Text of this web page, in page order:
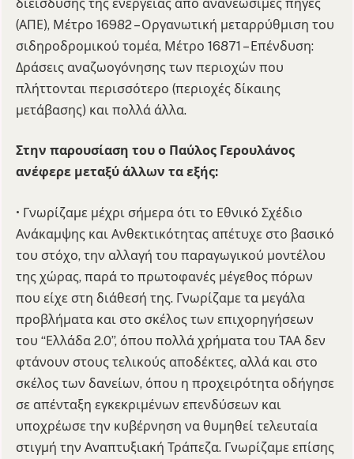
διείσδυσης της ενέργειας από ανανεώσιμες πηγές
(ΑΠΕ), Μέτρο 16982 – Οργανωτική μεταρρύθμιση του
σιδηροδρομικού τομέα, Μέτρο 16871 – Επένδυση:
Δράσεις αναζωογόνησης των περιοχών που
πλήττονται περισσότερο (περιοχές δίκαιης
μετάβασης) και πολλά άλλα.
Στην παρουσίαση του ο Παύλος Γερουλάνος
ανέφερε μεταξύ άλλων τα εξής:
• Γνωρίζαμε μέχρι σήμερα ότι το Εθνικό Σχέδιο
Ανάκαμψης και Ανθεκτικότητας απέτυχε στο βασικό
του στόχο, την αλλαγή του παραγωγικού μοντέλου
της χώρας, παρά το πρωτοφανές μέγεθος πόρων
που είχε στη διάθεσή της. Γνωρίζαμε τα μεγάλα
προβλήματα και στο σκέλος των επιχορηγήσεων
του “Ελλάδα 2.0”, όπου πολλά χρήματα του ΤΑΑ δεν
φτάνουν στους τελικούς αποδέκτες, αλλά και στο
σκέλος των δανείων, όπου η προχειρότητα οδήγησε
σε απένταξη εγκεκριμένων επενδύσεων και
υποχρέωσε την κυβέρνηση να θυμηθεί τελευταία
στιγμή την Αναπτυξιακή Τράπεζα. Γνωρίζαμε επίσης